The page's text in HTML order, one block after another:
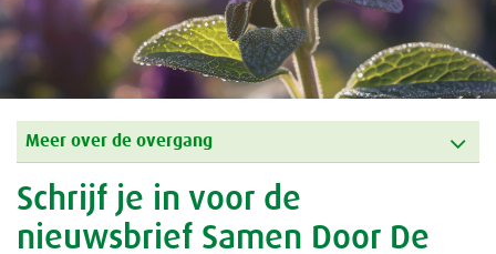
Meer over de overgang
Schrijf je in voor de
nieuwsbrief Samen Door De